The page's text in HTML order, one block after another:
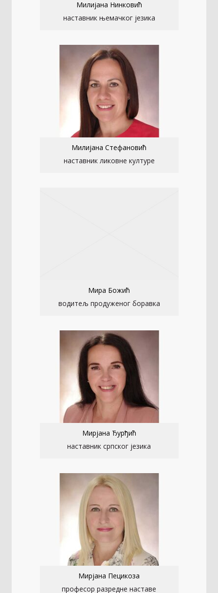
Милијана Нинковић
наставник њемачког језика
Милијана Стефановић
наставник ликовне културе
Мира Божић
водитељ продуженог боравка
Мирјана Ђурђић
наставник српског језика
Мирјана Пецикоза
професор разредне наставе